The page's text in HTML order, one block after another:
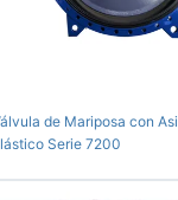
de Mariposa con
Serie 7200